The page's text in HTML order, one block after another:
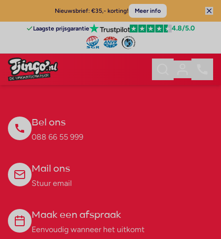
Nieuwsbrief: €35,- korting! Meer info
Laagste prijsgarantie 4.8/5.0
Bel ons
088 66 55 999
Mail ons
Stuur email
Maak een afspraak
Eenvoudig wanneer het uitkomt